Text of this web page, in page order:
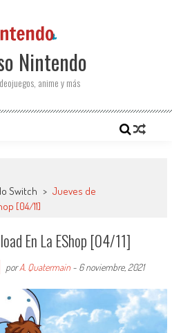
Nintendo
anime y más
Switch > Jueves de
[04/11]
En La EShop [04/11]
porA. Quatermain- 6 noviembre, 2021